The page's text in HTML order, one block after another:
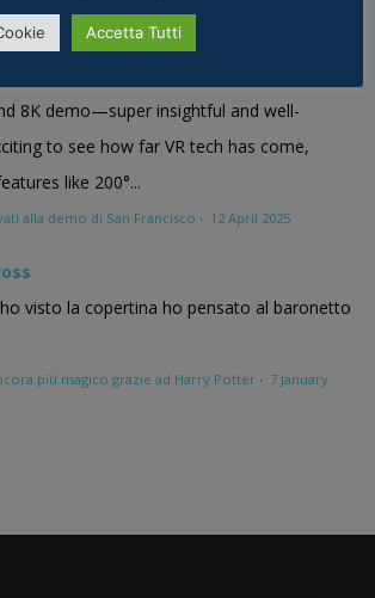
8K demo—super insightful and well-
to see how far VR tech has come,
like 200°...
alla demo di San Francisco · 12 April 2025
visto la copertina ho pensato al baronetto
più magico grazie ad Harry Potter · 7 January
Accetta Tutti